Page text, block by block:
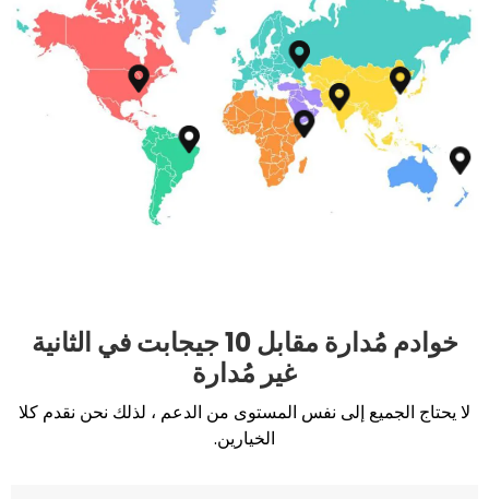
خوادم مُدارة مقابل 10 جيجابت في الثانية
إلى نفس المستوى من الدعم ، لذلك نحن نقدم كلا